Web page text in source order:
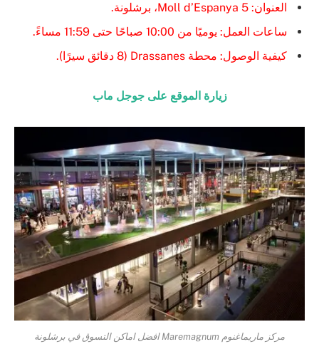
العنوان: Moll d’Espanya 5، برشلونة.
ساعات العمل: يوميًا من 10:00 صباحًا حتى 11:59 مساءً.
كيفية الوصول: محطة Drassanes (8 دقائق سيرًا).
زيارة الموقع على جوجل ماب
مركز ماريماغنوم Maremagnum افضل اماكن التسوق في برشلونة